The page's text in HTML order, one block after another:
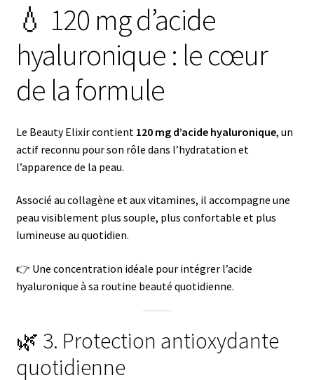
💧 120 mg d’acide
hyaluronique : le cœur
de la formule
Le Beauty Elixir contient 120 mg d’acide hyaluronique, un
actif reconnu pour son rôle dans l’hydratation et
l’apparence de la peau.
Associé au collagène et aux vitamines, il accompagne une
peau visiblement plus souple, plus confortable et plus
lumineuse au quotidien.
👉 Une concentration idéale pour intégrer l’acide
hyaluronique à sa routine beauté quotidienne.
🌿 3. Protection antioxydante
quotidienne